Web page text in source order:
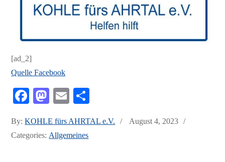
[ad_2]
Quelle Facebook
Fa
bo
ok
M
to
do
E
ail n
By:KOHLE fürs AHRTAL e.V.
Posted
August 4, 2023
Categories: Allgemeines